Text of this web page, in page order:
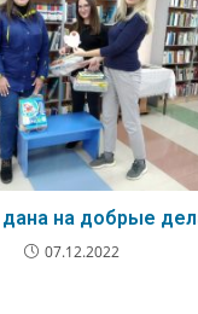
на добрые
07.12.2022